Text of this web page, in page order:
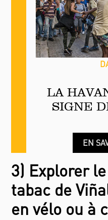
LA
SIGNE
EN
3) Explorer
tabac de
en vélo ou à